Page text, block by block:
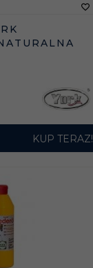
KUP TERAZ!